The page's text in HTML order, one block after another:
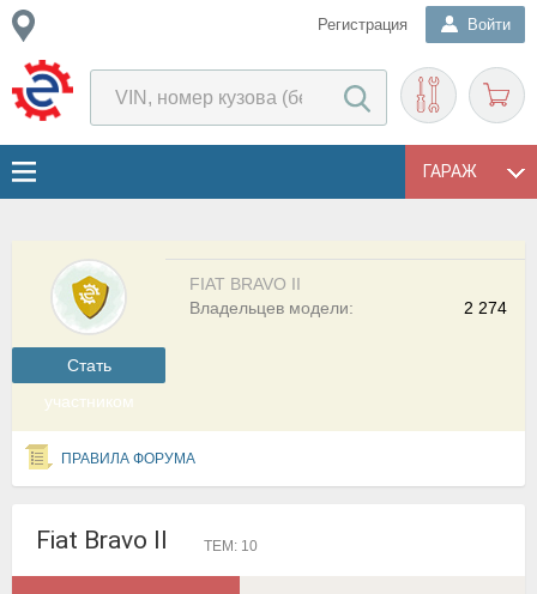
Регистрация Войти
ГАРАЖ
Cтать
участником
FIAT BRAVO II
2 274
Владельцев модели:
ПРАВИЛА ФОРУМА
Fiat Bravo II ТЕМ: 10